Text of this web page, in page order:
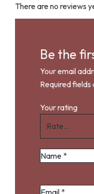
There are no reviews
Be the
Your email
Required
Your rating